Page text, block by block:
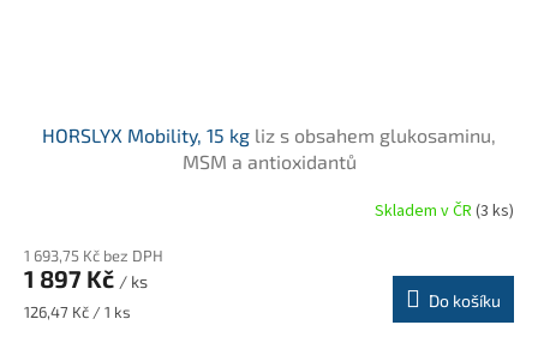
HORSLYX Mobility, 15 kg liz s obsahem glukosaminu,
MSM a antioxidantů
produktu
je
5,0
Skladem v ČR(3 ks)
1 693,75 Kč bez DPH
1 897 Kč / ks
Měrná
126,47 Kč / 1 ks
Do košíku